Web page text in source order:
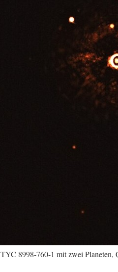
8998-760-1 mit zwei Planeten,